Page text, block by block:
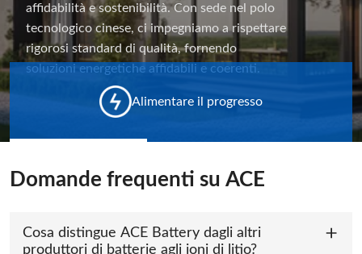
affidabilità e sostenibilità. Con sede nel polo
tecnologico cinese, ci impegniamo a rispettare
rigorosi standard di qualità, fornendo
soluzioni energetiche affidabili e coerenti.
Alimentare il progresso
Domande frequenti su ACE
Cosa distingue ACE Battery dagli altri
produttori di batterie agli ioni di litio?